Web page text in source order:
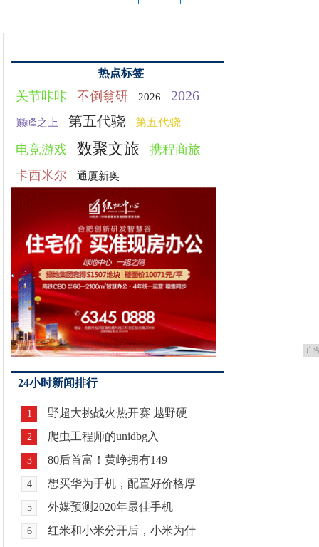
热点标签
关节咔咔 不倒翁研 2026 2026
巅峰之上 第五代骁 第五代骁
电竞游戏 数聚文旅
携程商旅
卡西米尔
通厦新奥
广
24小时新闻排行
1 野超大挑战火热开赛 越野硬
2 爬虫工程师的unidbg入
3 80后首富！黄峥拥有149
4 想买华为手机，配置好价格厚
5 外媒预测2020年最佳手机
6 红米和小米分开后，小米为什